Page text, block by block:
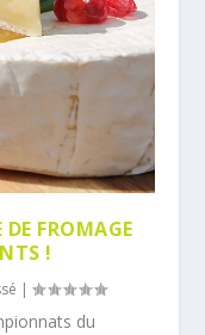
FROMAGE
!
|
du